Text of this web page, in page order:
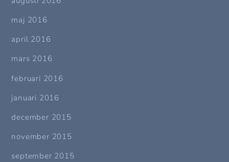
maj 2016
april 2016
mars 2016
februari 2016
januari 2016
december 2015
november 2015
september 2015